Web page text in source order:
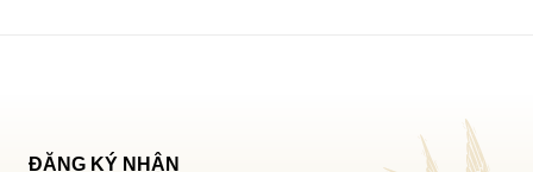
ĐĂNG KÝ NHẬN